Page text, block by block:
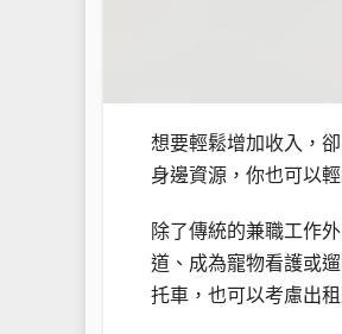
想要輕鬆增加收入，
身邊資源，你也可以
除了傳統的兼職工作
道、成為寵物看護或
托車，也可以考慮出